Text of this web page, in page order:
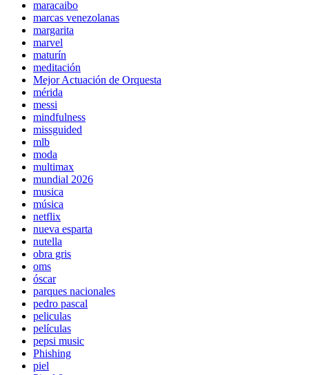
maracaibo
marcas venezolanas
margarita
marvel
maturín
meditación
Mejor Actuación de Orquesta
mérida
messi
mindfulness
missguided
mlb
moda
multimax
mundial 2026
musica
música
netflix
nueva esparta
nutella
obra gris
oms
óscar
parques nacionales
pedro pascal
peliculas
películas
pepsi music
Phishing
piel